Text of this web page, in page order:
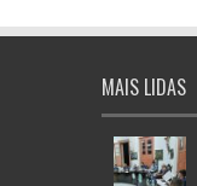
MAIS LIDAS